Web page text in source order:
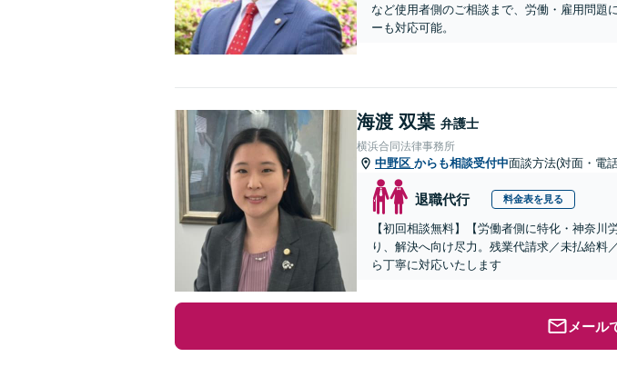
など使用者側のご相談まで、労働・雇用問題
ーも対応可能。
海渡 双葉 弁護士
横浜合同法律事務所
中野区 からも相談受付中面談方法(対面・電
退職代行 料金表を見る
【初回相談無料】【労働者側に特化・神奈
り、解決へ向け尽力。残業代請求／未払給料
ら丁寧に対応いたします
メール